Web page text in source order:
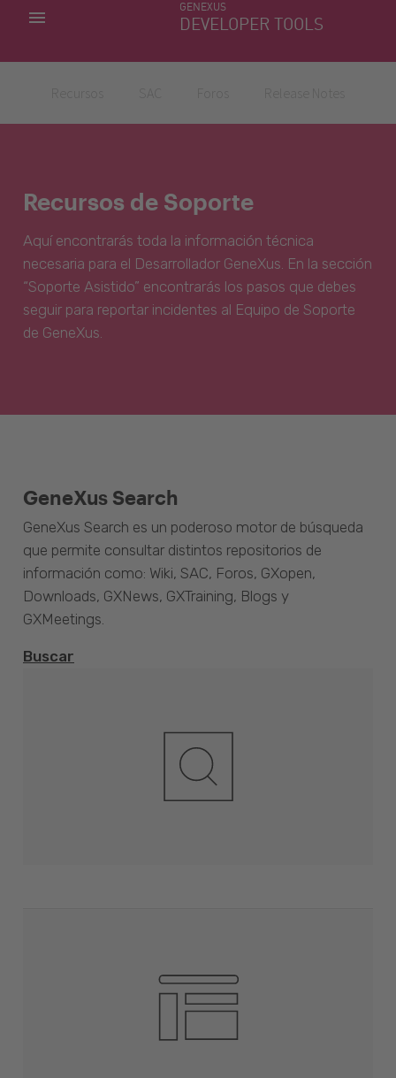
GENEXUS
DEVELOPER TOOLS
MIS APLICACIONES
Recursos de Soporte
Aquí encontrarás toda la información técnica
necesaria para el Desarrollador GeneXus. En la sección
“Soporte Asistido” encontrarás los pasos que debes
seguir para reportar incidentes al Equipo de Soporte
de GeneXus.
GeneXus Search
GeneXus Search es un poderoso motor de búsqueda
que permite consultar distintos repositorios de
información como: Wiki, SAC, Foros, GXopen,
Downloads, GXNews, GXTraining, Blogs y
GXMeetings.
Buscar